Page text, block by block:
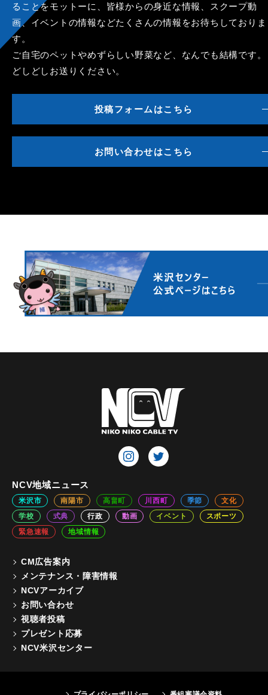
ることをモットーに、皆様からの身近な情報、スクープ動
画、イベントの情報などたくさんの情報をお待ちしておりま
す。
ご自宅のペットやめずらしい野菜など、なんでも結構です。
どしどしお送りください。
投稿フォームはこちら
お問い合わせはこちら
NCV地域ニュース
米沢市 南陽市 高畠町 川西町 季節
文化
学校
式典 行政 動画 イベント
スポーツ
緊急速報
地域情報
CM広告案内
メンテナンス・障害情報
NCVアーカイブ
お問い合わせ
視聴者投稿
プレゼント応募
NCV米沢センター